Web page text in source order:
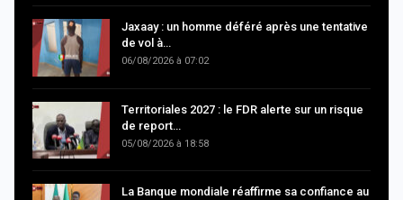
Jaxaay : un homme déféré après une tentative
de vol à…
06/08/2026 à 07:02
Territoriales 2027 : le FDR alerte sur un risque
de report…
05/08/2026 à 18:58
La Banque mondiale réaffirme sa confiance au